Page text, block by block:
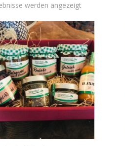
werden angezeigt